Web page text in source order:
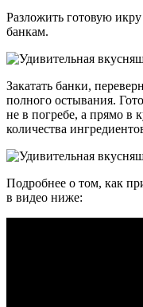
Разложить готовую
банкам.
Закатать банки,
полного остывания.
не в погребе, а прямо в
количества
Подробнее о том, как
в видео ниже: